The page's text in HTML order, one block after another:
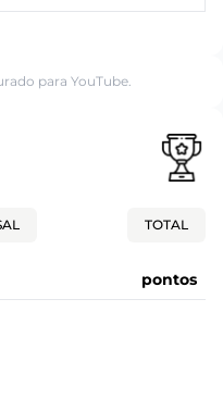
para YouTube.
TOTAL
pontos